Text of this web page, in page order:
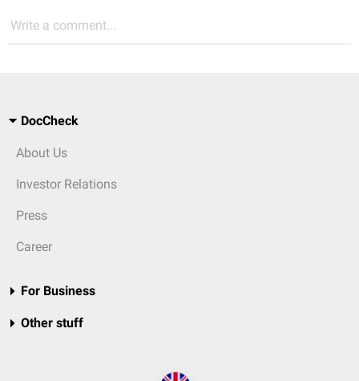
Write a comment...
DocCheck
About Us
Investor Relations
Press
Career
For Business
Other stuff